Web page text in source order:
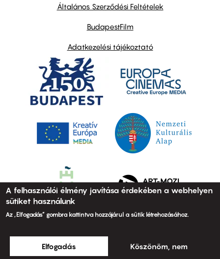
Általános Szerződési Feltételek
BudapestFilm
Adatkezelési tájékoztató
A felhasználói élmény javítása érdekében a webhelyen
sütiket használunk
Az „Elfogadás” gombra kattintva hozzájárul a sütik létrehozásához.
Elfogadás Köszönöm, nem